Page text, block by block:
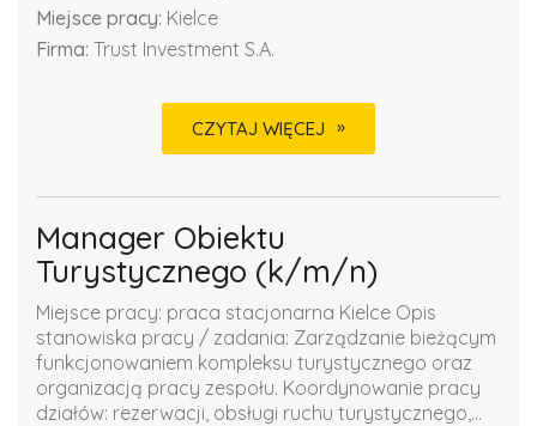
Miejsce pracy: Kielce
Firma: Trust Investment S.A.
CZYTAJ WIĘCEJ
Manager Obiektu
Turystycznego (k/m/n)
Miejsce pracy: praca stacjonarna Kielce Opis
stanowiska pracy / zadania: Zarządzanie bieżącym
funkcjonowaniem kompleksu turystycznego oraz
organizacją pracy zespołu. Koordynowanie pracy
działów: rezerwacji, obsługi ruchu turystycznego,...